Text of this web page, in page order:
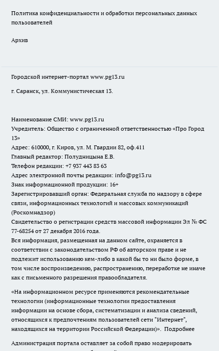
Политика конфиденциальности и обработки персональных данных
пользователей
Архив
Городской интернет-портал www.pg13.ru
г. Саранск, ул. Коммунистическая 13.
Наименование СМИ: www.pg13.ru
Учредитель: Общество с ограниченной ответственностью «Про Город
13»
Адрес: 610000, г. Киров, ул. М. Гвардии 82, оф.411
Главный редактор: Полудницына Е.В.
Телефон редакции: +7 937 443 83 63
Адрес электронной почты редакции: info@pg13.ru
Знак информационной продукции: 16+
Зарегистрировавший орган: Федеральная служба по надзору в сфере
связи, информационных технологий и массовых коммуникаций
(Роскомнадзор)
Свидетельство о регистрации средств массовой информации Эл № ФС
77-68254 от 27 декабря 2016 года.
Вся информация, размещенная на данном сайте, охраняется в
соответствии с законодательством РФ об авторском праве и не
подлежит использованию кем-либо в какой бы то ни было форме, в
том числе воспроизведению, распространению, переработке не иначе
как с письменного разрешения правообладателя.
«На информационном ресурсе применяются рекомендательные
технологии (информационные технологии предоставления
информации на основе сбора, систематизации и анализа сведений,
относящихся к предпочтениям пользователей сети "Интернет",
находящихся на территории Российской Федерации)». Подробнее
Администрация портала оставляет за собой право модерировать